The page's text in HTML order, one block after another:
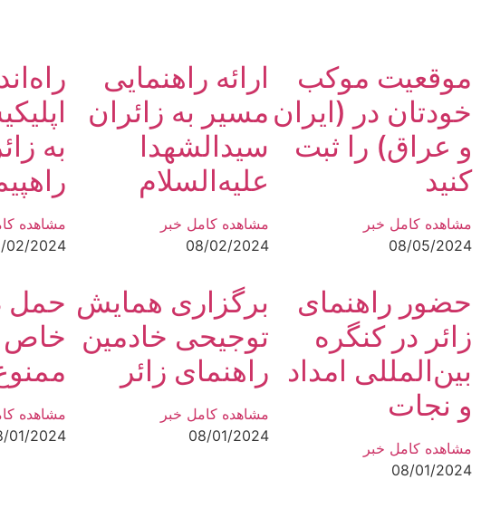
موقعیت موکب
خودتان در (ایران
و عراق) را ثبت
کنید
مشاهده کامل خبر
08/05/2024
ارائه راهنمایی
مسیر به زائران
سیدالشهدا
علیه‌السلام
مشاهده کامل خبر
08/02/2024
به
مشاهده
02/2024
حضور راهنمای
زائر در کنگره
بین‌المللی امداد
و نجات
مشاهده کامل خبر
08/01/2024
برگزاری همایش
توجیحی خادمین
راهنمای زائر
مشاهده کامل خبر
08/01/2024
حمل
خاص
مشاهده
01/2024